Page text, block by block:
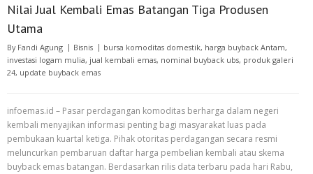
Nilai Jual Kembali Emas Batangan Tiga Produsen
Utama
By Fandi Agung Bisnis bursa komoditas domestik, harga buyback Antam,
investasi logam mulia, jual kembali emas, nominal buyback ubs, produk galeri
24, update buyback emas
infoemas.id – Pasar perdagangan komoditas berharga dalam negeri
kembali menyajikan informasi penting bagi masyarakat luas pada
pembukaan kuartal ketiga. Pihak otoritas perdagangan secara resmi
meluncurkan pembaruan daftar harga pembelian kembali atau skema
buyback emas batangan. Berdasarkan rilis data terbaru pada hari Rabu,